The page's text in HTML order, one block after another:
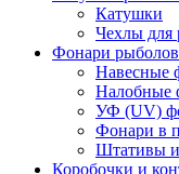
Катушки
Чехлы для
Фонари
Навесные
Налобные
УФ (UV)
Фонари в
Штативы и
Коробочки и